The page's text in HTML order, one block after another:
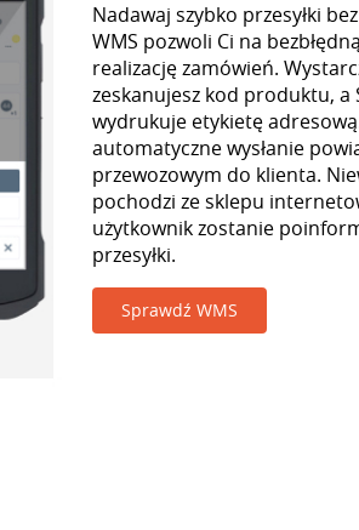
Nadawaj szybko przesyłki
WMS pozwoli Ci na
realizację zamówień.
zeskanujesz kod produktu,
wydrukuje etykietę
automatyczne wysłanie
przewozowym do klienta.
pochodzi ze sklepu
użytkownik zostanie
przesyłki.
Sprawdź WMS